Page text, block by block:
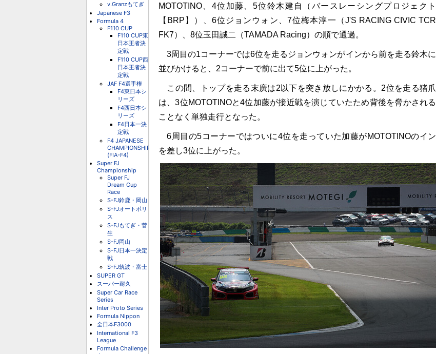
v.Granzもてぎ
Japanese F3
Formula 4
F110 CUP
F110 CUP東
日本王者決
定戦
F110 CUP西
日本王者決
定戦
JAF F4選手権
F4東日本シ
リーズ
F4西日本シ
リーズ
F4日本一決
定戦
F4 JAPANESE
CHAMPIONSHIP
(FIA-F4)
Super FJ
Championship
Super FJ
Dream Cup
Race
S-FJ鈴鹿・岡山
S-FJオートポリ
ス
S-FJもてぎ・菅
生
S-FJ岡山
S-FJ日本一決定
戦
S-FJ筑波・富士
SUPER GT
スーパー耐久
Super Car Race
Series
Inter Proto Series
Formula Nippon
全日本F3000
International F3
League
Formula Challenge
MOTOTINO、4位加藤、5位鈴木建自（バースレーシングプロジェクト
【BRP】）、6位ジョンウォン、7位梅本淳一（J'S RACING CIVIC TCR
FK7）、8位玉田誠二（TAMADA Racing）の順で通過。
3周目の1コーナーでは6位を走るジョンウォンがインから前を走る鈴木に
並びかけると、2コーナーで前に出て5位に上がった。
この間、トップを走る末廣は2以下を突き放しにかかる。2位を走る猪爪
は、3位MOTOTINOと4位加藤が接近戦を演じていたため背後を脅かされる
ことなく単独走行となった。
6周目の5コーナーではついに4位を走っていた加藤がMOTOTINOのイン
を差し3位に上がった。